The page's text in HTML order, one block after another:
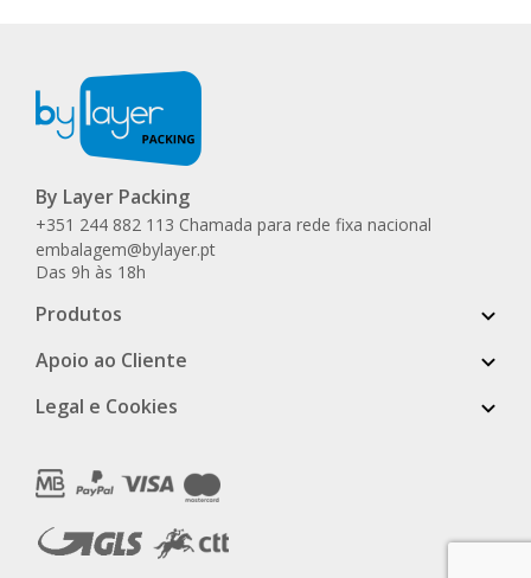
By Layer Packing
+351 244 882 113 Chamada para rede fixa nacional
embalagem@bylayer.pt
Das 9h às 18h
Produtos
Apoio ao Cliente
Legal e Cookies